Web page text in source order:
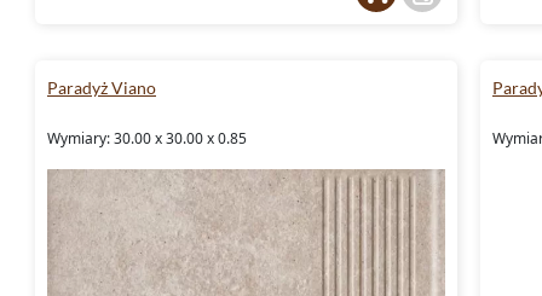
Paradyż Viano
Wymiary: 30.00 x 30.00 x 0.85